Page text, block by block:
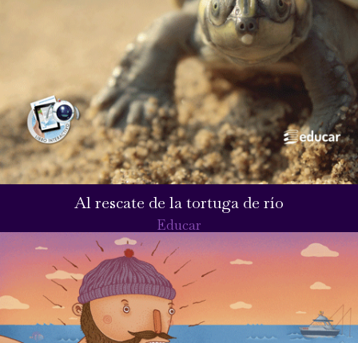
Al rescate de la tortuga de río
Educar